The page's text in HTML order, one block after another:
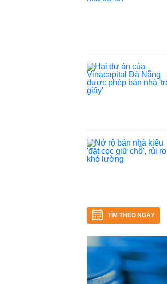
TÌM THEO NGÀY